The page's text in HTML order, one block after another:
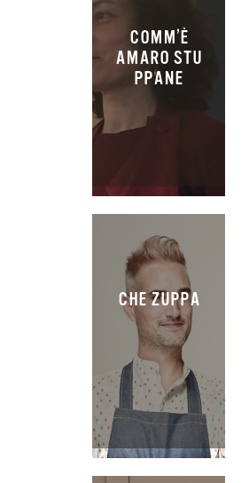
COMM’È
AMARO STU
PPANE
CHE ZUPPA